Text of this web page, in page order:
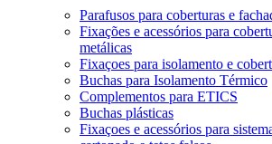
Parafusos para coberturas e
Fixações e acessórios para
metálicas
Fixaçoes para isolamento e
Buchas para Isolamento Térmico
Complementos para ETICS
Buchas plásticas
Fixaçoes e acessórios para